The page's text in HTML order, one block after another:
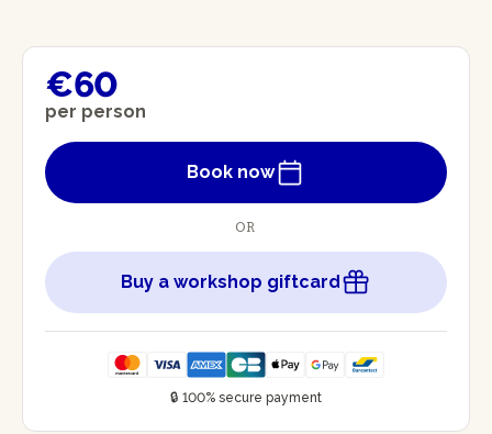
€60
per person
Book now
OR
Buy a workshop giftcard
🔒 100% secure payment